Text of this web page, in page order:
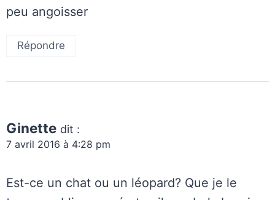
peu angoisser
Répondre
Ginette dit :
7 avril 2016 à 4:28 pm
Est-ce un chat ou un léopard? Que je le